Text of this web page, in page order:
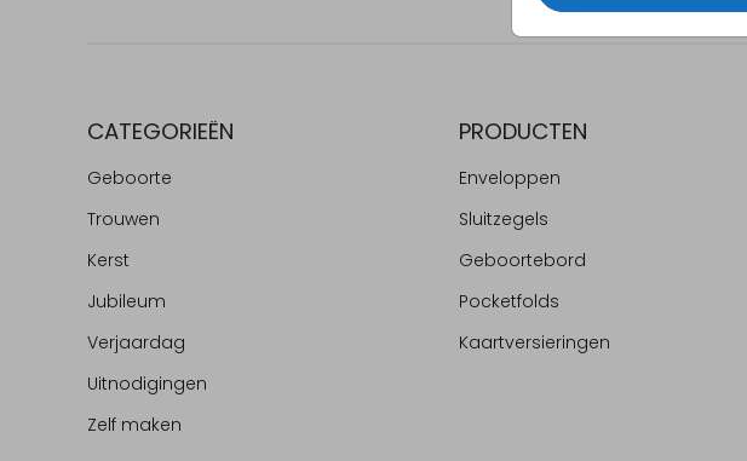
CATEGORIEËN
Geboorte
Trouwen
Kerst
Jubileum
Verjaardag
Uitnodigingen
Zelf maken
PRODUCTEN
Enveloppen
Sluitzegels
Geboortebord
Pocketfolds
Kaartversieringen